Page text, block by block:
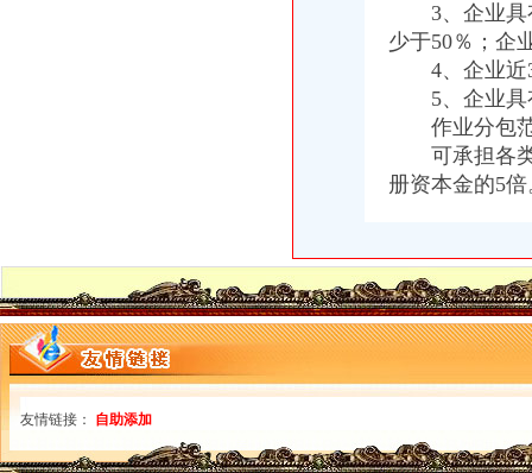
3、企业具有
少于50％；企
4、企业近3
5、企业具
作业分包
可承担各类
册资本金的5倍
友情链接： 自助添加